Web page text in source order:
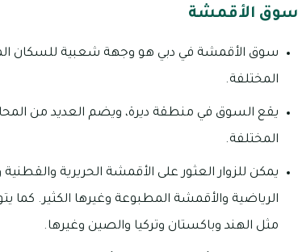
سوق الأقمشة
سوق الأقمشة في دبي هو وجهة شعبية للسكان
المختلفة.
يقع السوق في منطقة ديرة، ويضم العديد من
المختلفة.
يمكن للزوار العثور على الأقمشة الحريرية
الرياضية والأقمشة المطبوعة وغيرها الكثير.
مثل الهند وباكستان وتركيا والصين وغيرها.